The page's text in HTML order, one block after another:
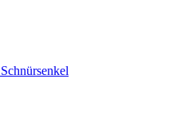
Schnürsenkel